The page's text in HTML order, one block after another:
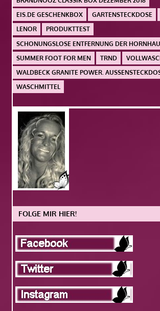
EIS.DE GESCHENKBOX
GARTENSTECKDOSE
LENOR
PRODUKTTEST
SCHONUNGSLOSE ENTFERNUNG DER
SUMMER FOOT FOR MEN
TRND
WALDBECK GRANITE POWER.
WASCHMITTEL
FOLGE MIR HIER!